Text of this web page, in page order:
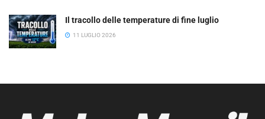
Il tracollo delle temperature di fine luglio
11 LUGLIO 2026